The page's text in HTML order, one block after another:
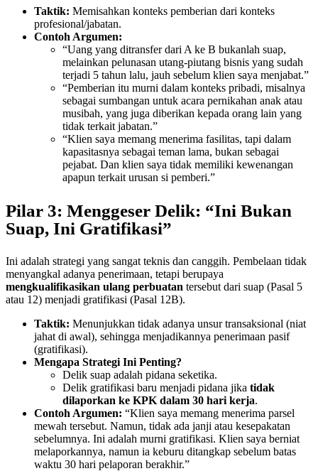
Taktik: Memisahkan konteks pemberian dari konteks
profesional/jabatan.
Contoh Argumen:
“Uang yang ditransfer dari A ke B bukanlah suap,
melainkan pelunasan utang-piutang bisnis yang sudah
terjadi 5 tahun lalu, jauh sebelum klien saya menjabat.”
“Pemberian itu murni dalam konteks pribadi, misalnya
sebagai sumbangan untuk acara pernikahan anak atau
musibah, yang juga diberikan kepada orang lain yang
tidak terkait jabatan.”
“Klien saya memang menerima fasilitas, tapi dalam
kapasitasnya sebagai teman lama, bukan sebagai
pejabat. Dan klien saya tidak memiliki kewenangan
apapun terkait urusan si pemberi.”
Pilar 3: Menggeser Delik: “Ini Bukan
Suap, Ini Gratifikasi”
Ini adalah strategi yang sangat teknis dan canggih. Pembelaan tidak
menyangkal adanya penerimaan, tetapi berupaya
mengkualifikasikan ulang perbuatan tersebut dari suap (Pasal 5
atau 12) menjadi gratifikasi (Pasal 12B).
Taktik: Menunjukkan tidak adanya unsur transaksional (niat
jahat di awal), sehingga menjadikannya penerimaan pasif
(gratifikasi).
Mengapa Strategi Ini Penting?
Delik suap adalah pidana seketika.
Delik gratifikasi baru menjadi pidana jika tidak
dilaporkan ke KPK dalam 30 hari kerja.
Contoh Argumen: “Klien saya memang menerima parsel
mewah tersebut. Namun, tidak ada janji atau kesepakatan
sebelumnya. Ini adalah murni gratifikasi. Klien saya berniat
melaporkannya, namun ia keburu ditangkap sebelum batas
waktu 30 hari pelaporan berakhir.”